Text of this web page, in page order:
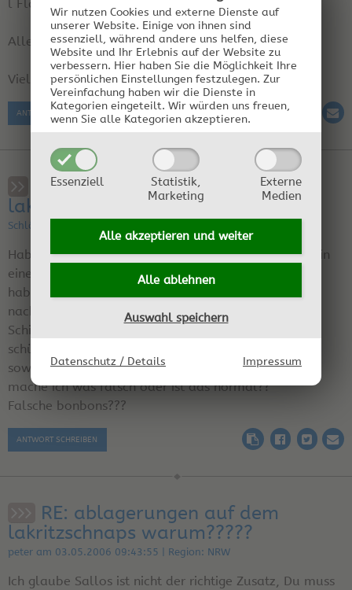
Wir nutzen Cookies und externe Dienste auf
unserer Website. Einige von ihnen sind
essenziell, während andere uns helfen, diese
Website und Ihr Erlebnis auf der Website zu
verbessern. Hier haben Sie die Möglichkeit Ihre
persönlichen Einstellungen festzulegen. Zur
Vereinfachung haben wir die Dienste in
Kategorien eingeteilt. Wir würden uns freuen,
wenn Sie alle Kategorien akzeptieren.
Essenziell
Statistik,
Marketing
Externe
Medien
Alle akzeptieren und weiter
Alle ablehnen
Auswahl speichern
Datenschutz / Details Impressum
l Flasche als Weihnachtsglocke und Herz.
Alle sind begeistert.
Viel Spaß, Rita
ANTWORT SCHREIBEN
ablagerungen auf dem
lakritzschnaps warum?????
Schläfriges Wiesel am 03.03.2006 15:52:21 | Region: dortmund
Hab 1 tüte sallos extra stark(sind wie die normalen)in
einer plastikflasche
hab eine flasche aldikorn draufgegeben
nach einer stunde lagerte sich oben schon eine Helle
Schicht aus Schwebeteilchen ab und kam auch nach
schütteln wieder
sowieso wird die mischung braun nicht schwarz
mache ich was falsch oder ist das normal??
Falsche bonbons???
ANTWORT SCHREIBEN
RE: ablagerungen auf dem
lakritzschnaps warum?????
peter am 03.05.2006 09:43:55 | Region: NRW
Ich glaube Sallos ist nicht der richtige Zusatz, Du muss